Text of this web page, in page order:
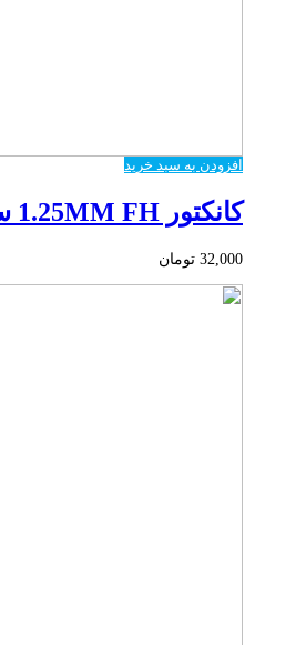
افزودن به سبد خرید
کانکتور 1.25MM FH سیمدار 4 پین
32,000 تومان